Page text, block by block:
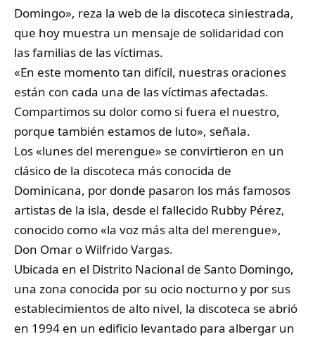
Domingo», reza la web de la discoteca siniestrada,
que hoy muestra un mensaje de solidaridad con
las familias de las víctimas.
«En este momento tan difícil, nuestras oraciones
están con cada una de las víctimas afectadas.
Compartimos su dolor como si fuera el nuestro,
porque también estamos de luto», señala.
Los «lunes del merengue» se convirtieron en un
clásico de la discoteca más conocida de
Dominicana, por donde pasaron los más famosos
artistas de la isla, desde el fallecido Rubby Pérez,
conocido como «la voz más alta del merengue»,
Don Omar o Wilfrido Vargas.
Ubicada en el Distrito Nacional de Santo Domingo,
una zona conocida por su ocio nocturno y por sus
establecimientos de alto nivel, la discoteca se abrió
en 1994 en un edificio levantado para albergar un